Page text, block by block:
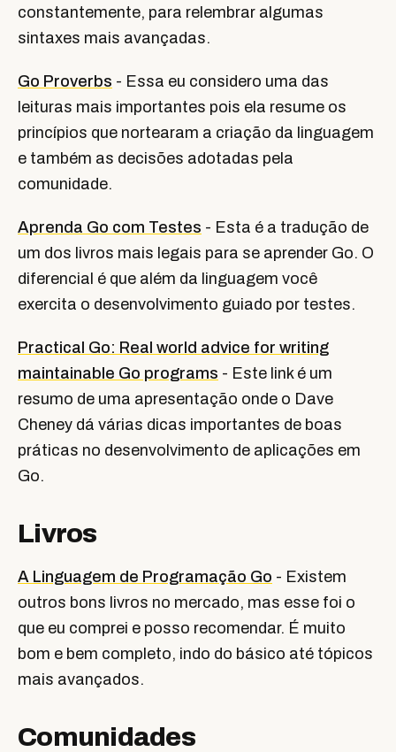
constantemente, para relembrar algumas
sintaxes mais avançadas.
Go Proverbs - Essa eu considero uma das
leituras mais importantes pois ela resume os
princípios que nortearam a criação da linguagem
e também as decisões adotadas pela
comunidade.
Aprenda Go com Testes - Esta é a tradução de
um dos livros mais legais para se aprender Go. O
diferencial é que além da linguagem você
exercita o desenvolvimento guiado por testes.
Practical Go: Real world advice for writing
maintainable Go programs - Este link é um
resumo de uma apresentação onde o Dave
Cheney dá várias dicas importantes de boas
práticas no desenvolvimento de aplicações em
Go.
Livros
A Linguagem de Programação Go - Existem
outros bons livros no mercado, mas esse foi o
que eu comprei e posso recomendar. É muito
bom e bem completo, indo do básico até tópicos
mais avançados.
Comunidades